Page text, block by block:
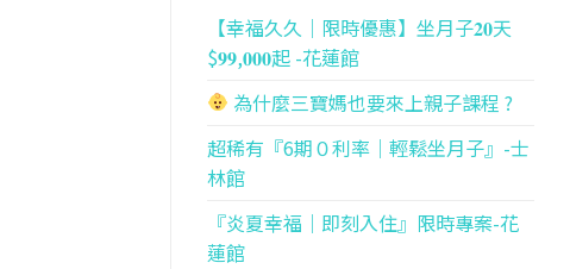
【幸福久久｜限時優惠】坐月子𝟐𝟎天
$𝟗𝟗,𝟎𝟎𝟎起 -花蓮館
為什麼三寶媽也要來上親子課程 ?
超稀有『6期０利率｜輕鬆坐月子』-士
林館
『炎夏幸福｜即刻入住』限時專案-花
蓮館